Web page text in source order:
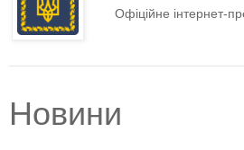
Офіційне інтернет-
Новини